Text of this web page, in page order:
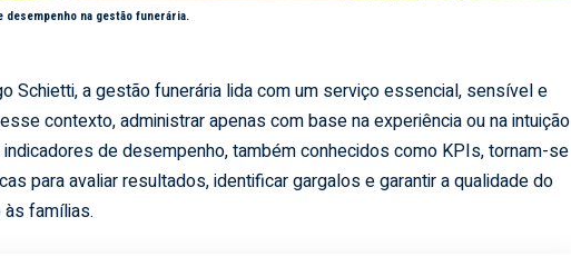
na gestão funerária.
Schietti, a gestão funerária lida com um serviço essencial, sensível e
contexto, administrar apenas com base na experiência ou na intuição
de desempenho, também conhecidos como KPIs, tornam-se
para avaliar resultados, identificar gargalos e garantir a qualidade do
famílias.